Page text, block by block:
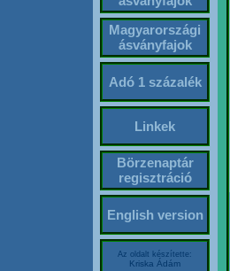
Magyarországi
ásványfajok
Adó 1 százalék
Linkek
Börzenaptár
regisztráció
English version
Az oldalt készítette:
Kriska Ádám